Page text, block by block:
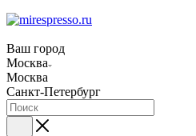
Ваш город
Москва
Москва
Санкт-Петербург